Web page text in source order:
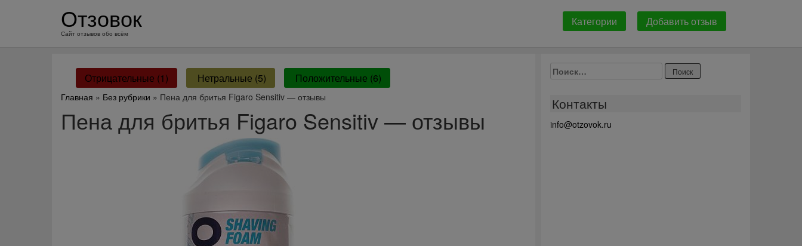
Отзовок
Сайт отзывов обо всём
Категории Добавить отзыв
Отрицательные (1) Нетральные (5) Положительные (6)
Главная » Без рубрики » Пена для бритья Figaro Sensitiv — отзывы
Пена для бритья Figaro Sensitiv — отзывы
Найти:
Контакты
info@otzovok.ru